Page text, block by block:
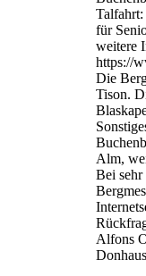
für
weitere
https://
Die
Tison.
Alm,
Bei sehr
Alfons